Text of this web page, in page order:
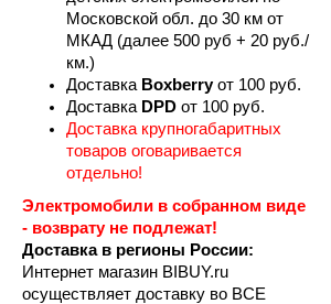
Московской обл. до 30 км от
МКАД (далее 500 руб + 20 руб./
км.)
Доставка Boxberry от 100 руб.
Доставка DPD от 100 руб.
Доставка крупногабаритных
товаров оговаривается
отдельно!
Электромобили в собранном виде
- возврату не подлежат!
Доставка в регионы России:
Интернет магазин BIBUY.ru
осуществляет доставку во ВСЕ